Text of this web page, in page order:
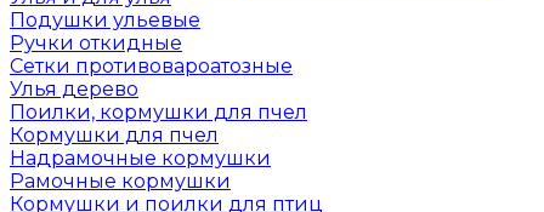
Подушки ульевые
Ручки откидные
Сетки противовароатозные
Улья дерево
Поилки, кормушки для пчел
Кормушки для пчел
Надрамочные кормушки
Рамочные кормушки
Кормушки и поилки для птиц